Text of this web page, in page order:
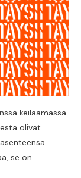
keilaamassa.
olivat
se on